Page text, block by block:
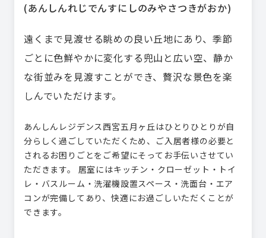
(あんしんれじでんすにしのみやさつきがおか)
遠くまで見渡せる眺めの良い丘地にあり、季節
ごとに色鮮やかに変化する兜山と広い空、静か
な街並みを見渡すことができ、贅沢な景色を楽
しんでいただけます。
あんしんレジデンス西宮五月ヶ丘はひとりひとりが自
分らしく過ごしていただくため、ご入居者様の必要と
されるお困りごとをご希望にそってお手伝いさせてい
ただきます。 居室にはキッチン・クローゼット・トイ
レ・バスルーム・洗濯機設置スペース・洗面台・エア
コンが完備してあり、快適にお過ごしいただくことが
できます。